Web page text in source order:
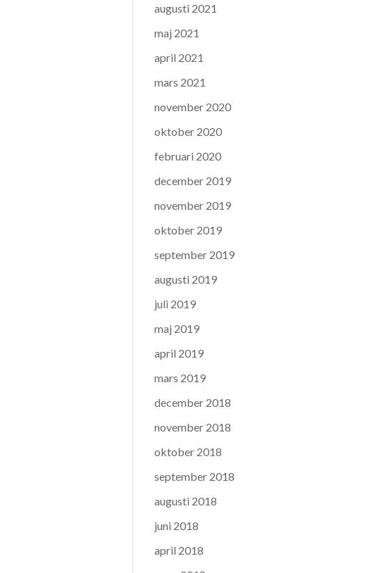
augusti 2021
maj 2021
april 2021
mars 2021
november 2020
oktober 2020
februari 2020
december 2019
november 2019
oktober 2019
september 2019
augusti 2019
juli 2019
maj 2019
april 2019
mars 2019
december 2018
november 2018
oktober 2018
september 2018
augusti 2018
juni 2018
april 2018